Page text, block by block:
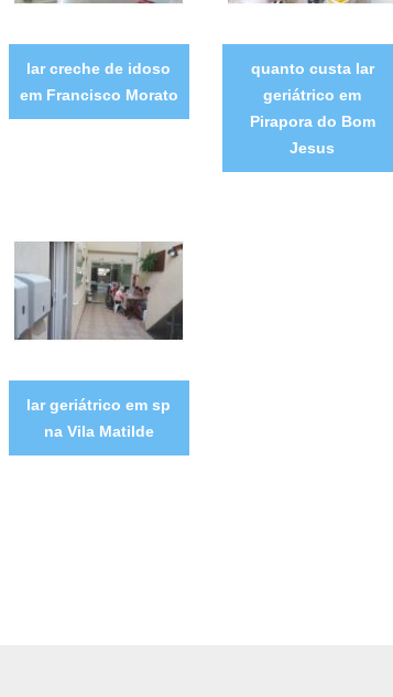
lar creche de idoso
em Francisco Morato
quanto custa lar
geriátrico em
Pirapora do Bom
Jesus
lar geriátrico em sp
na Vila Matilde